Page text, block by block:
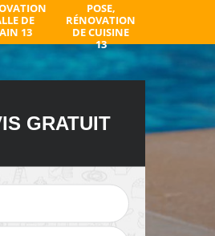
DE
13
POSE,
RÉNOVATION
DE CUISINE
13
Electricien 13
GRATUIT